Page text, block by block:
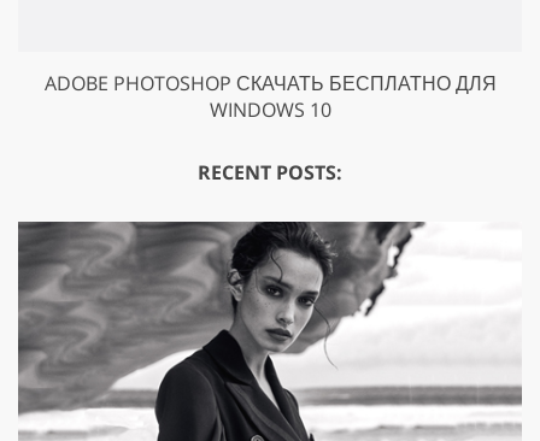
ADOBE PHOTOSHOP СКАЧАТЬ БЕСПЛАТНО ДЛЯ
WINDOWS 10
RECENT POSTS: